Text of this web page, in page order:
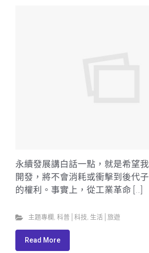
永續發展講白話一點，就是希望
開發，將不會消耗或衝擊到後代
的權利。事實上，從工業革命 […]
主題專欄 科普│科技 生活│旅遊
Read More